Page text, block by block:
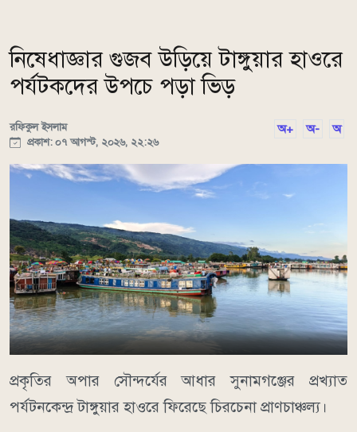
নিষেধাজ্ঞার গুজব উড়িয়ে টাঙ্গুয়ার হাওরে
পর্যটকদের উপচে পড়া ভিড়
রফিকুল ইসলাম
প্রকাশ: ০৭ আগস্ট, ২০২৬, ২২:২৬
অ+ অ- অ
​প্রকৃতির অপার সৌন্দর্যের আধার সুনামগঞ্জের প্রখ্যাত
পর্যটনকেন্দ্র টাঙ্গুয়ার হাওরে ফিরেছে চিরচেনা প্রাণচাঞ্চল্য।